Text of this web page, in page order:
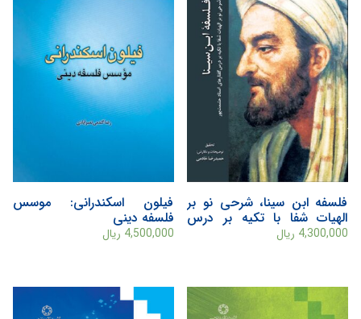
فلسفه ابن سینا، شرحی نو بر
الهیات شفا با تکیه بر درس
گفتارهای استاد حشمت پور
4,300,000 ریال
فيلون اسکندرانی: موسس
فلسفه دينی
4,500,000 ریال